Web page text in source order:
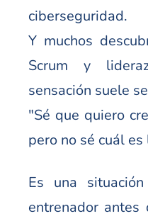
ciberseguridad.
Y muchos
Scrum y
sensación suele
"Sé que quiero
pero no sé cuál
Es una
entrenador